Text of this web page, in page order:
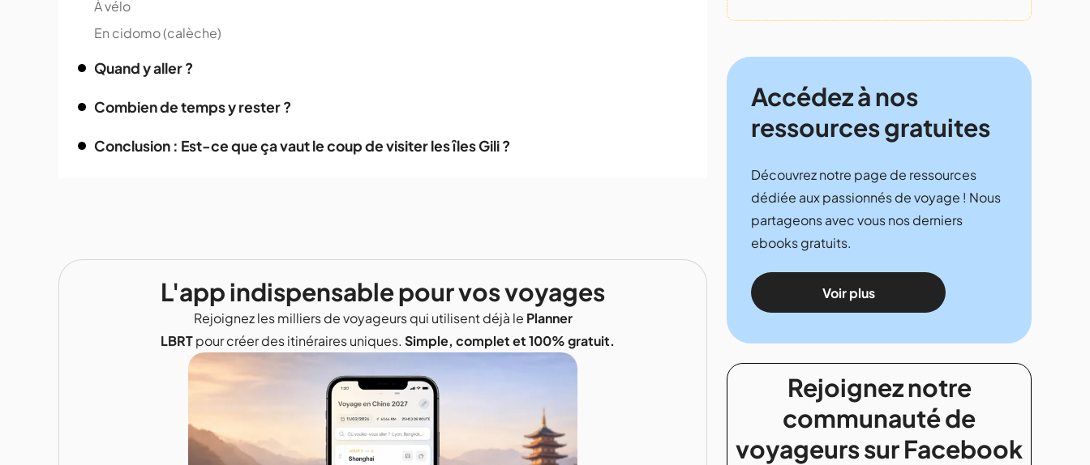
À vélo
En cidomo (calèche)
Quand y aller ?
Combien de temps y rester ?
Conclusion : Est-ce que ça vaut le coup de visiter les îles Gili ?
L'app indispensable pour vos voyages
Rejoignez les milliers de voyageurs qui utilisent déjà le Planner
LBRTpour créer des itinéraires uniques. Simple, complet et 100% gratuit.
Accédez à nos
ressources gratuites
Découvrez notre page de ressources
dédiée aux passionnés de voyage ! Nous
partageons avec vous nos derniers
ebooks gratuits.
Voir plus
Rejoignez notre
communauté de
voyageurs sur Facebook